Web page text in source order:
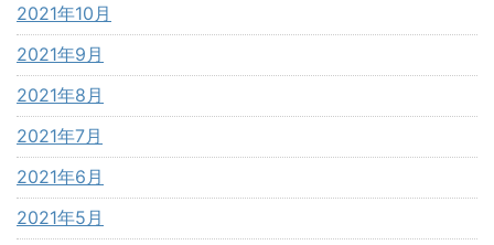
2021年10月
2021年9月
2021年8月
2021年7月
2021年6月
2021年5月